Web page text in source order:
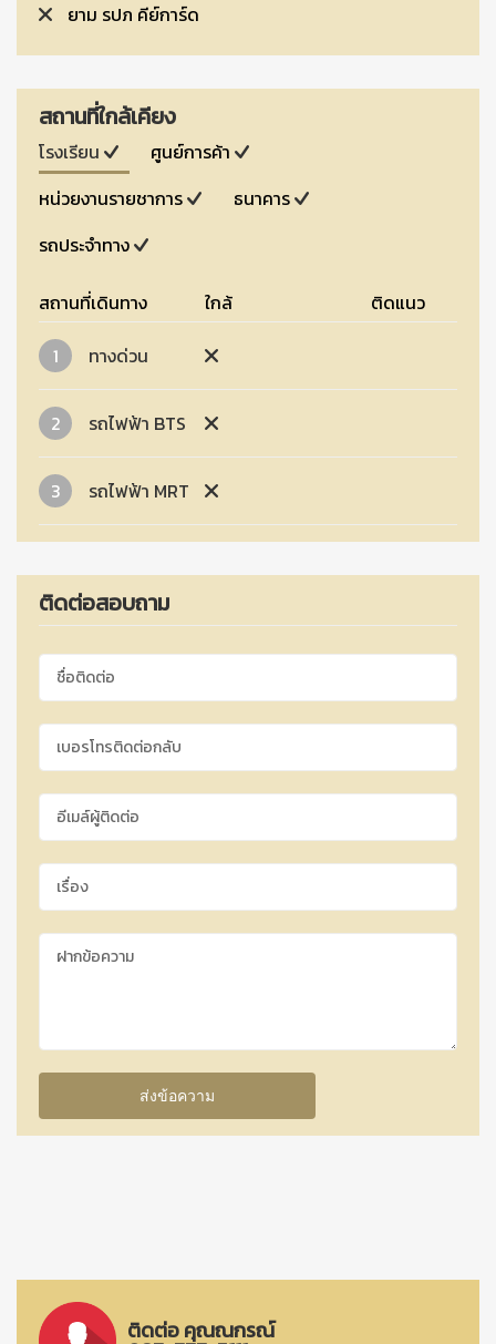
ยาม รปภ คีย์การ์ด
สถานที่ใกล้เคียง
โรงเรียน
ศูนย์การค้า
หน่วยงานรายชาการ
ธนาคาร
รถประจำทาง
สถานที่เดินทาง ใกล้
ติดแนว
1
ทางด่วน
2 รถไฟฟ้า BTS
3 รถไฟฟ้า MRT
ติดต่อสอบถาม
ติดต่อ คุณณกรณ์